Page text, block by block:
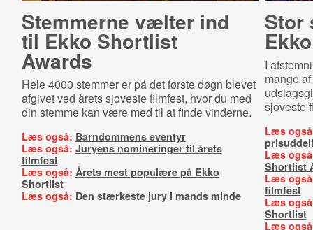
Stemmerne vælter ind
til Ekko Shortlist
Awards
Hele 4000 stemmer er på det første døgn blevet
afgivet ved årets sjoveste filmfest, hvor du med
din stemme kan være med til at finde vinderne.
Læs også: Barndommens eventyr
Læs også: Juryens nomineringer til årets
filmfest
Læs også: Årets mest populære på Ekko
Shortlist
Læs også: Den stærkeste jury i mands minde
Stor
I
mange
sjoveste
Læs
Læs
Shortlist
Læs
filmfest
Læs
Shortlist
Læs